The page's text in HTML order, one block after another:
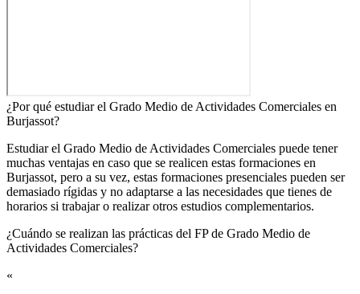
¿Por qué estudiar el Grado Medio de Actividades Comerciales en
Burjassot?
Estudiar el Grado Medio de Actividades Comerciales puede tener
muchas ventajas en caso que se realicen estas formaciones en
Burjassot, pero a su vez, estas formaciones presenciales pueden ser
demasiado rígidas y no adaptarse a las necesidades que tienes de
horarios si trabajar o realizar otros estudios complementarios.
¿Cuándo se realizan las prácticas del FP de Grado Medio de
Actividades Comerciales?​
«